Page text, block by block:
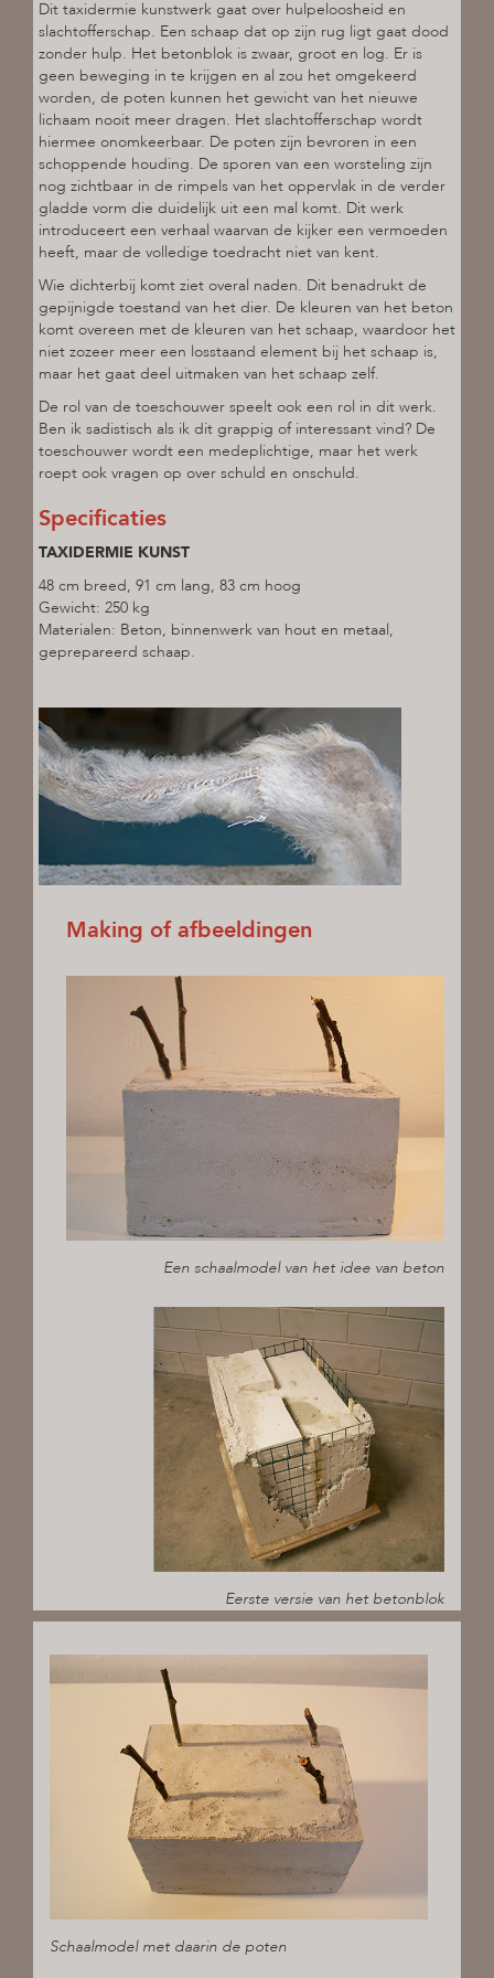
Dit taxidermie kunstwerk gaat over hulpeloosheid en
slachtofferschap. Een schaap dat op zijn rug ligt gaat dood
zonder hulp. Het betonblok is zwaar, groot en log. Er is
geen beweging in te krijgen en al zou het omgekeerd
worden, de poten kunnen het gewicht van het nieuwe
lichaam nooit meer dragen. Het slachtofferschap wordt
hiermee onomkeerbaar. De poten zijn bevroren in een
schoppende houding. De sporen van een worsteling zijn
nog zichtbaar in de rimpels van het oppervlak in de verder
gladde vorm die duidelijk uit een mal komt. Dit werk
introduceert een verhaal waarvan de kijker een vermoeden
heeft, maar de volledige toedracht niet van kent.
Wie dichterbij komt ziet overal naden. Dit benadrukt de
gepijnigde toestand van het dier. De kleuren van het beton
komt overeen met de kleuren van het schaap, waardoor het
niet zozeer meer een losstaand element bij het schaap is,
maar het gaat deel uitmaken van het schaap zelf.
De rol van de toeschouwer speelt ook een rol in dit werk.
Ben ik sadistisch als ik dit grappig of interessant vind? De
toeschouwer wordt een medeplichtige, maar het werk
roept ook vragen op over schuld en onschuld.
Specificaties
TAXIDERMIE KUNST
48 cm breed, 91 cm lang, 83 cm hoog
Gewicht: 250 kg
Materialen: Beton, binnenwerk van hout en metaal,
geprepareerd schaap.
Making of afbeeldingen
Een schaalmodel van het idee van beton
Eerste versie van het betonblok
Schaalmodel met daarin de poten